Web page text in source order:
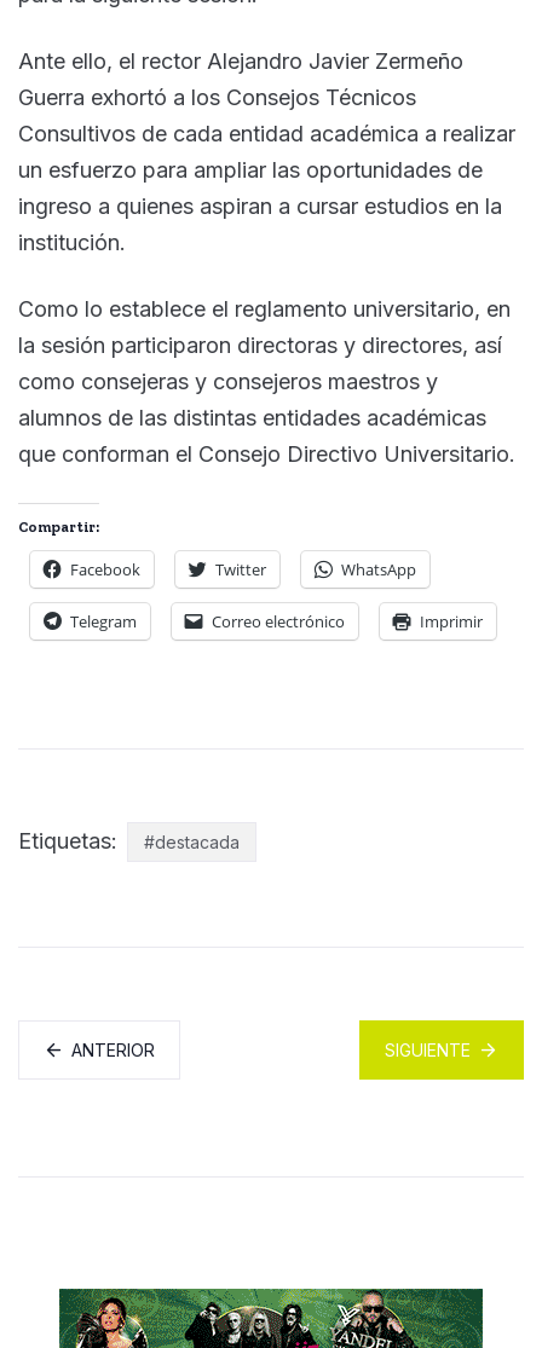
Ante ello, el rector Alejandro Javier Zermeño
Guerra exhortó a los Consejos Técnicos
Consultivos de cada entidad académica a realizar
un esfuerzo para ampliar las oportunidades de
ingreso a quienes aspiran a cursar estudios en la
institución.
Como lo establece el reglamento universitario, en
la sesión participaron directoras y directores, así
como consejeras y consejeros maestros y
alumnos de las distintas entidades académicas
que conforman el Consejo Directivo Universitario.
Compartir:
Facebook Twitter WhatsApp
Telegram Correo electrónico Imprimir
Etiquetas: #destacada
ANTERIOR SIGUIENTE